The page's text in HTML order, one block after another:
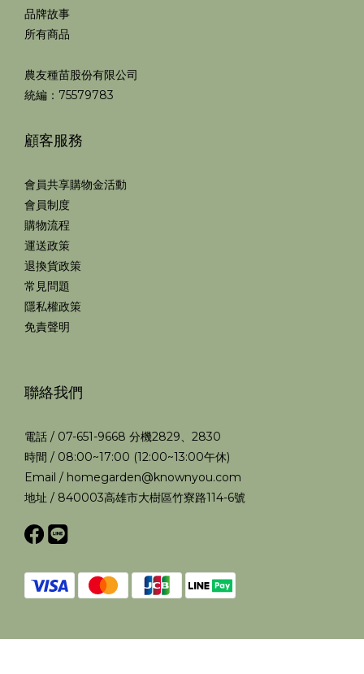
品牌故事
所有商品
農友種苗股份有限公司
統編：75579783
顧客服務
會員共享購物金活動
會員制度
購物流程
運送政策
退換貨政策
常見問題
隱私權政策
免責聲明
聯絡我們
電話 / 07-651-9668 分機2829、2830
時間 / 08:00~17:00 (12:00~13:00午休)
Email / homegarden@knownyou.com
地址 / 840003高雄市大樹區竹寮路114-6號